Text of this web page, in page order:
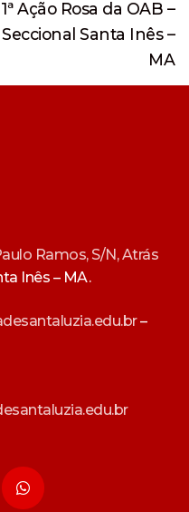
Próximo
post:
1ª Ação Rosa da OAB –
Seccional Santa Inês –
MA
Ramos, S/N, Atrás
Inês – MA.
–